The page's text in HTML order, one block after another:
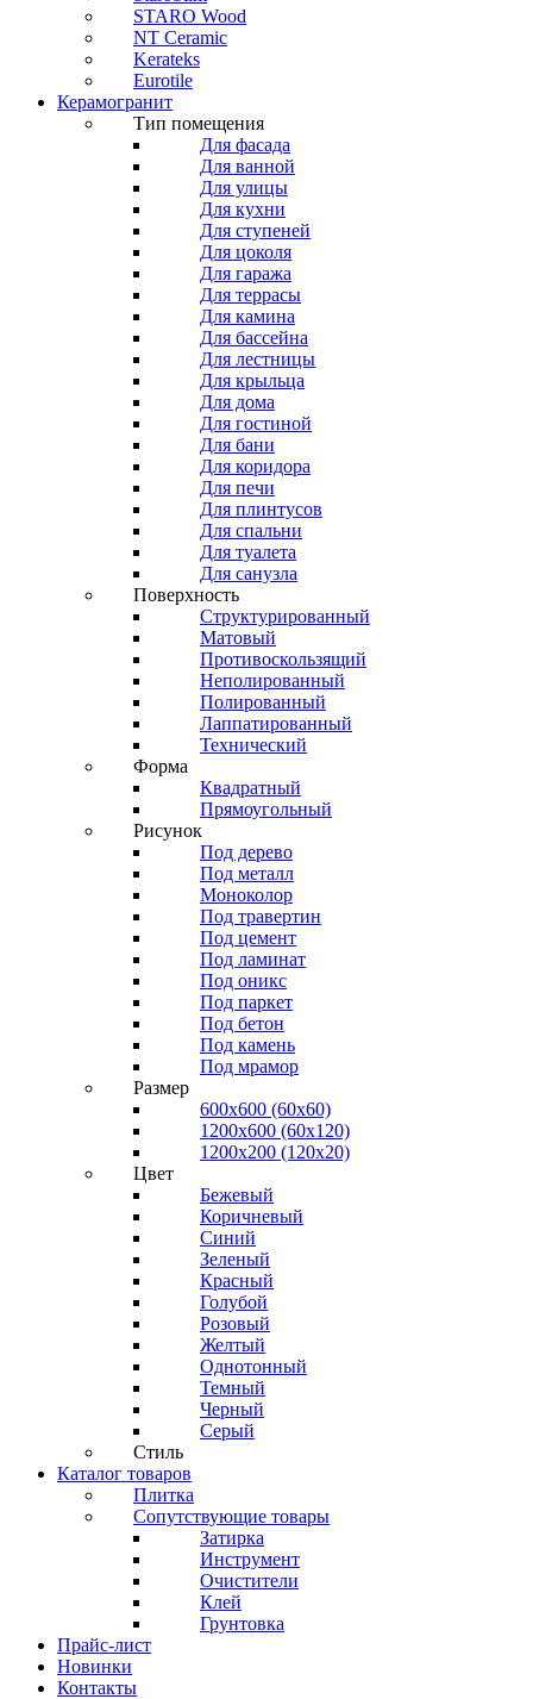
STARO Wood
NT Ceramic
Kerateks
Eurotile
Керамогранит
Тип помещения
Для фасада
Для ванной
Для улицы
Для кухни
Для ступеней
Для цоколя
Для гаража
Для террасы
Для камина
Для бассейна
Для лестницы
Для крыльца
Для дома
Для гостиной
Для бани
Для коридора
Для печи
Для плинтусов
Для спальни
Для туалета
Для санузла
Поверхность
Структурированный
Матовый
Противоскользящий
Неполированный
Полированный
Лаппатированный
Технический
Форма
Квадратный
Прямоугольный
Рисунок
Под дерево
Под металл
Моноколор
Под травертин
Под цемент
Под ламинат
Под оникс
Под паркет
Под бетон
Под камень
Под мрамор
Размер
600х600 (60х60)
1200х600 (60х120)
1200х200 (120x20)
Цвет
Бежевый
Коричневый
Синий
Зеленый
Красный
Голубой
Розовый
Желтый
Однотонный
Темный
Черный
Серый
Стиль
Каталог товаров
Плитка
Сопутствующие товары
Затирка
Инструмент
Очистители
Клей
Грунтовка
Прайс-лист
Новинки
Контакты